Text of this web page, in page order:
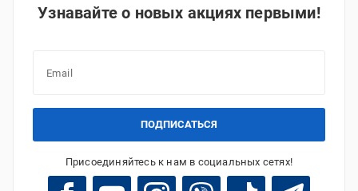
Узнавайте о новых акциях первыми!
ПОДПИСАТЬСЯ
Присоединяйтесь к нам в социальных сетях!